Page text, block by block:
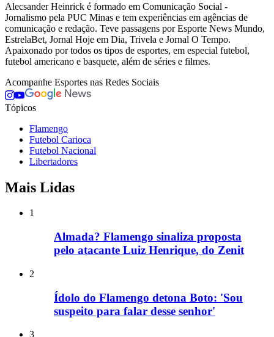
Alecsander Heinrick é formado em Comunicação Social -
Jornalismo pela PUC Minas e tem experiências em agências de
comunicação e redação. Teve passagens por Esporte News Mundo,
EstrelaBet, Jornal Hoje em Dia, Trivela e Jornal O Tempo.
Apaixonado por todos os tipos de esportes, em especial futebol,
futebol americano e basquete, além de séries e filmes.
Acompanhe Esportes nas Redes Sociais
Tópicos
Flamengo
Futebol Carioca
Futebol Nacional
Libertadores
Mais Lidas
1
Almada? Flamengo sinaliza proposta
pelo atacante Luiz Henrique, do Zenit
2
Ídolo do Flamengo detona Boto: 'Sou
suspeito para falar desse senhor'
3